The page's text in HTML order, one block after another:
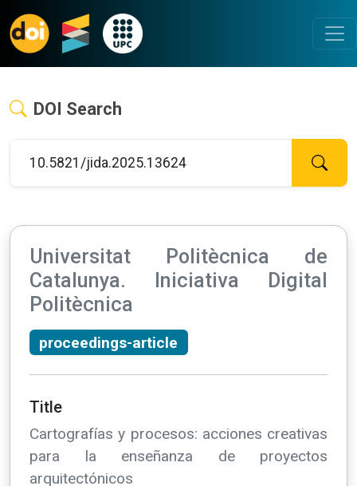
DOI Search
Universitat Politècnica de
Catalunya. Iniciativa Digital
Politècnica
proceedings-article
Title
Cartografías y procesos: acciones creativas
para la enseñanza de proyectos
arquitectónicos